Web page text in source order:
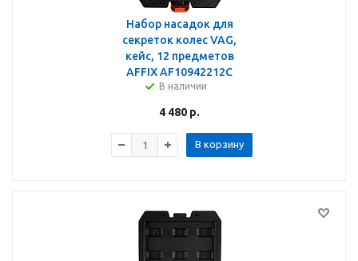
Набор насадок для
секреток колес VAG,
кейс, 12 предметов
AFFIX AF10942212C
В наличии
4 480 р.
В корзину